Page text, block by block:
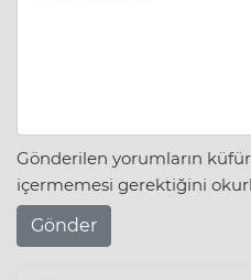
Gönderilen yorumların
içermemesi gerektiğini
Gönder